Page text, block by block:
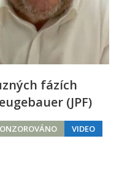
fázích
(JPF)
VIDEO